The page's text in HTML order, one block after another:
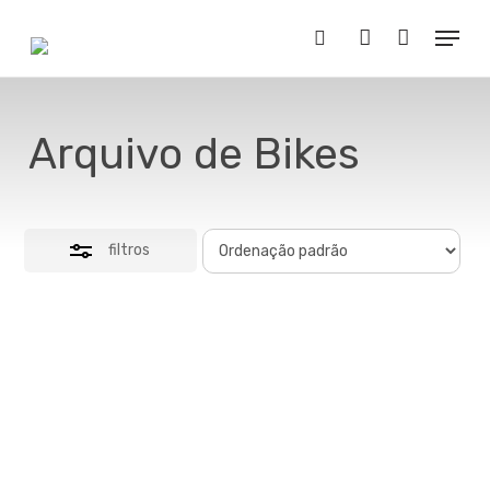
main
content
Buscar..account
Menu
Arquivo de Bikes
filtros
Close